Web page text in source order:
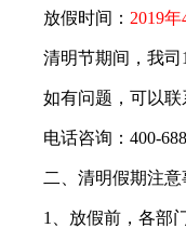
放假时间： 2019
清明节期间，我司
如有问题，可以联
电话咨询：400-
二、清明假期注意
1、放假前，各部门